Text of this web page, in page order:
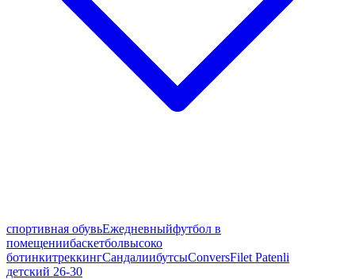
спортивная обувьЕжедневныйфутбол в
помещениибаскетболвысоко
ботинкитреккингСандалиибутсыConversFilet Patenli
детский 26-30